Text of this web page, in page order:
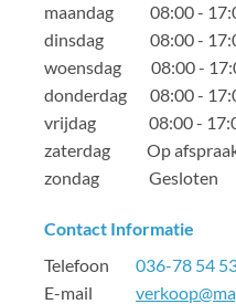
maandag 08:00 -
dinsdag 08:00 -
woensdag 08:00 -
donderdag 08:00 -
vrijdag 08:00 -
zaterdag Op
zondag Gesloten
Contact Informatie
Telefoon 036-78 54
E-mail